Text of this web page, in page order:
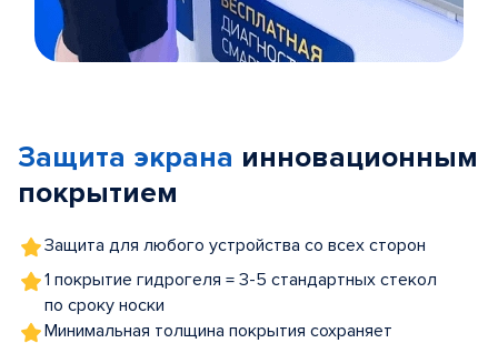
5
Защита экрана инновационным
покрытием
Защита для любого устройства со всех сторон
1 покрытие гидрогеля = 3-5 стандартных стекол
по сроку носки
Минимальная толщина покрытия сохраняет